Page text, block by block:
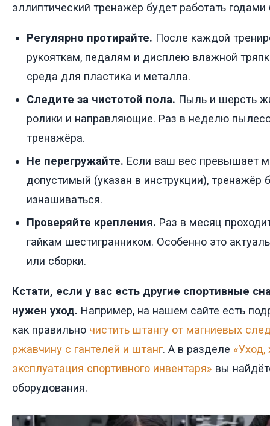
эллиптический тренажёр будет работать годами
Регулярно протирайте. После каждой
рукояткам, педалям и дисплею влажной
среда для пластика и металла.
Следите за чистотой пола. Пыль и шерсть
ролики и направляющие. Раз в неделю
тренажёра.
Не перегружайте. Если ваш вес превышает
допустимый (указан в инструкции), тренажёр
изнашиваться.
Проверяйте крепления. Раз в месяц
гайкам шестигранником. Особенно это
или сборки.
Кстати, если у вас есть другие спортивные
нужен уход. Например, на нашем сайте есть
как правильно чистить штангу от магниевых
ржавчину с гантелей и штанг. А в разделе «Уход,
эксплуатация спортивного инвентаря» вы
оборудования.